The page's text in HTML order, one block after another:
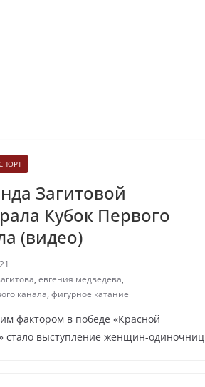
Загитовой
Кубок Первого
(видео)
, евгения медведева,
канала, фигурное катание
фактором в победе «Красной
стало выступление женщин-одиночниц